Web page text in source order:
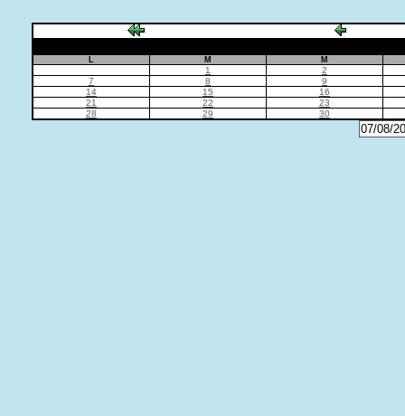
L M M
1
2
7
8
9
14
15
16
21
22
23
28
29 30